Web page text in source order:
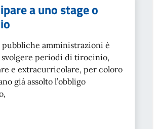
a uno stage o
pubbliche amministrazioni è
svolgere periodi di tirocinio,
e extracurricolare, per coloro
già assolto l’obbligo
,